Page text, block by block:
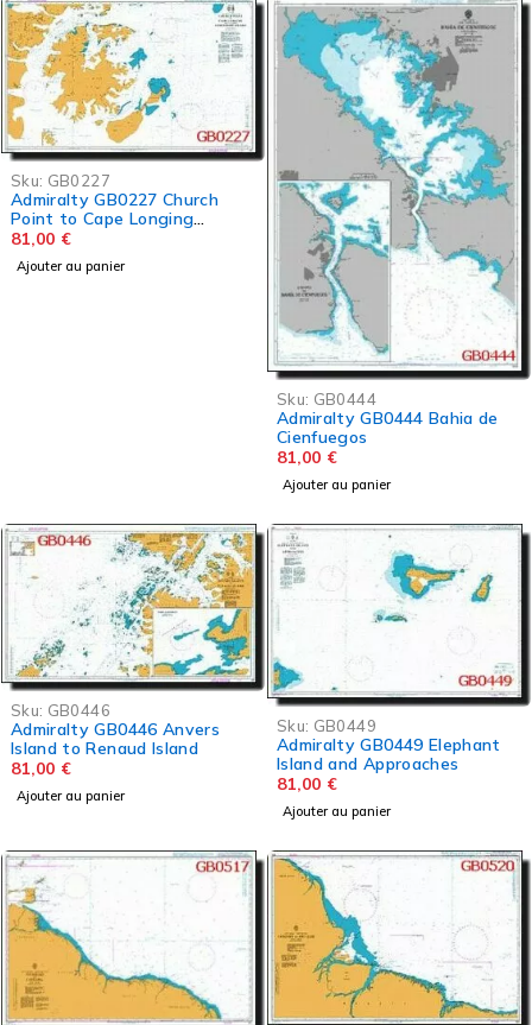
Sku: GB0227
Admiralty GB0227 Church
Point to Cape Longing
including James Ross Island
81,00 €
Ajouter au panier
Sku: GB0444
Admiralty GB0444 Bahia de
Cienfuegos
81,00 €
Ajouter au panier
Sku: GB0446
Admiralty GB0446 Anvers
Island to Renaud Island
81,00 €
Ajouter au panier
Sku: GB0449
Admiralty GB0449 Elephant
Island and Approaches
81,00 €
Ajouter au panier